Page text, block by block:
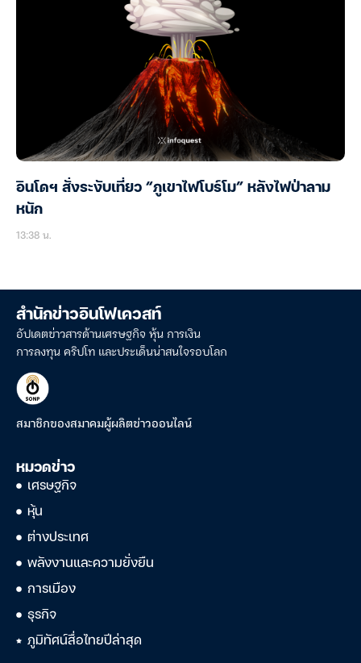
อินโดฯ สั่งระงับเที่ยว “ภูเขาไฟโบร์โม” หลังไฟป่าลาม
หนัก
13:38 น.
สำนักข่าวอินโฟเควสท์
อัปเดตข่าวสารด้านเศรษฐกิจ หุ้น การเงิน
การลงทุน คริปโท และประเด็นน่าสนใจรอบโลก
สมาชิกของสมาคมผู้ผลิตข่าวออนไลน์
หมวดข่าว
เศรษฐกิจ
หุ้น
ต่างประเทศ
พลังงานและความยั่งยืน
การเมือง
ธุรกิจ
ภูมิทัศน์สื่อไทยปีล่าสุด